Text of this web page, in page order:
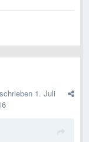
1. Juli